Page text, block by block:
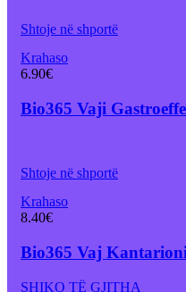
Shtoje në shportë
Krahaso
6.90€
Bio365 Vaji
Shtoje në shportë
Krahaso
8.40€
Bio365 Vaj
SHIKO TË GJITHA